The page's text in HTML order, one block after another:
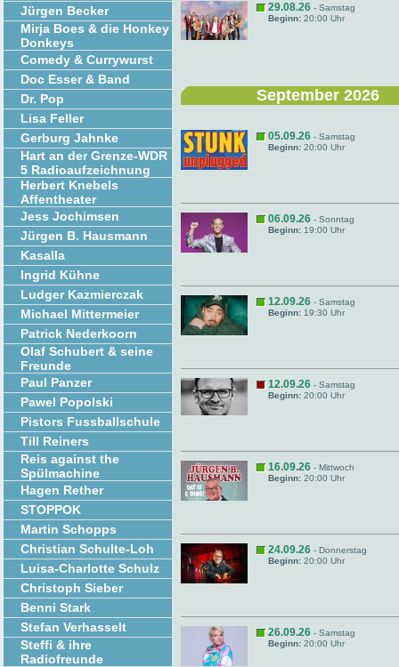
Jürgen Becker
Mirja Boes & die Honkey
Donkeys
Comedy & Currywurst
Doc Esser & Band
Dr. Pop
Lisa Feller
Gerburg Jahnke
Hart an der Grenze-WDR
5 Radioaufzeichnung
Herbert Knebels
Affentheater
Jess Jochimsen
Jürgen B. Hausmann
Kasalla
Ingrid Kühne
Ludger Kazmierczak
Michael Mittermeier
Patrick Nederkoorn
Olaf Schubert & seine
Freunde
Paul Panzer
Pawel Popolski
Pistors Fussballschule
Till Reiners
Reis against the
Spülmachine
Hagen Rether
STOPPOK
Martin Schopps
Christian Schulte-Loh
Luisa-Charlotte Schulz
Christoph Sieber
Benni Stark
Stefan Verhasselt
Steffi & ihre
Radiofreunde
29.08.26 - Samstag
Beginn: 20:00 Uhr
September 2026
05.09.26 - Samstag
Beginn: 20:00 Uhr
06.09.26 - Sonntag
Beginn: 19:00 Uhr
12.09.26 - Samstag
Beginn: 19:30 Uhr
12.09.26 - Samstag
Beginn: 20:00 Uhr
16.09.26 - Mittwoch
Beginn: 20:00 Uhr
24.09.26 - Donnerstag
Beginn: 20:00 Uhr
26.09.26 - Samstag
Beginn: 20:00 Uhr